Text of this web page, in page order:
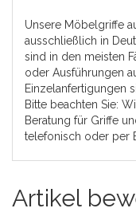
Unsere Möbelgriffe
ausschließlich in
sind in den meisten
oder Ausführungen
Einzelanfertigungen
Bitte beachten Sie:
Beratung für Griffe
telefonisch oder per
Artikel